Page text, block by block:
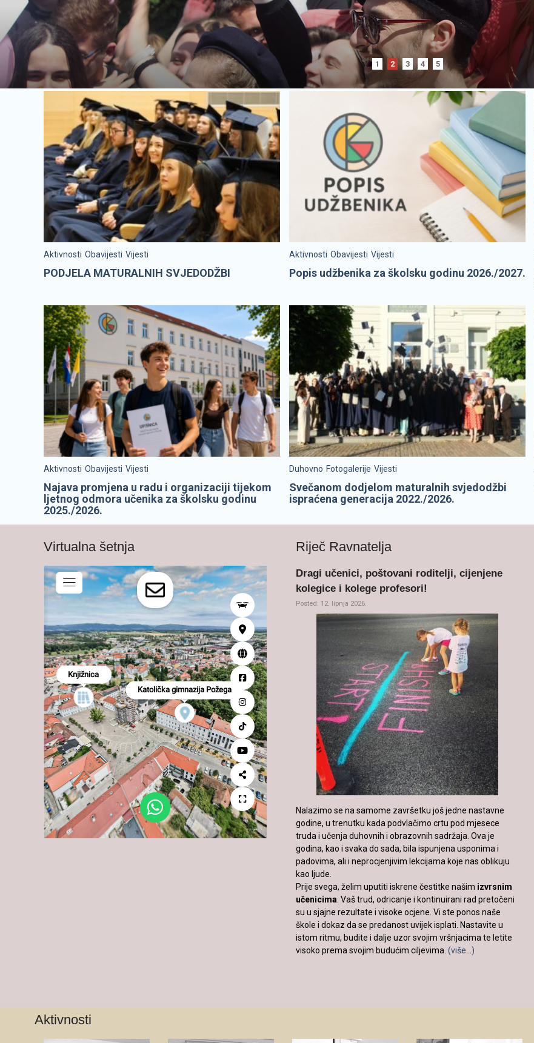
1 2 3 4 5
Aktivnosti Obavijesti Vijesti
PODJELA MATURALNIH SVJEDODŽBI
Aktivnosti Obavijesti Vijesti
Popis udžbenika za školsku godinu 2026./2027.
Aktivnosti Obavijesti Vijesti
Najava promjena u radu i organizaciji tijekom
ljetnog odmora učenika za školsku godinu
2025./2026.
Duhovno Fotogalerije Vijesti
Svečanom dodjelom maturalnih svjedodžbi
ispraćena generacija 2022./2026.
Virtualna šetnja Riječ Ravnatelja
Dragi učenici, poštovani roditelji, cijenjene
kolegice i kolege profesori!
Posted: 12. lipnja 2026.
Nalazimo se na samome završetku još jedne nastavne
godine, u trenutku kada podvlačimo crtu pod mjesece
truda i učenja duhovnih i obrazovnih sadržaja. Ova je
godina, kao i svaka do sada, bila ispunjena usponima i
padovima, ali i neprocjenjivim lekcijama koje nas oblikuju
kao ljude.
Prije svega, želim uputiti iskrene čestitke našim izvrsnim
učenicima . Vaš trud, odricanje i kontinuirani rad pretočeni
su u sjajne rezultate i visoke ocjene. Vi ste ponos naše
škole i dokaz da se predanost uvijek isplati. Nastavite u
istom ritmu, budite i dalje uzor svojim vršnjacima te letite
visoko prema svojim budućim ciljevima. (više…)
Aktivnosti